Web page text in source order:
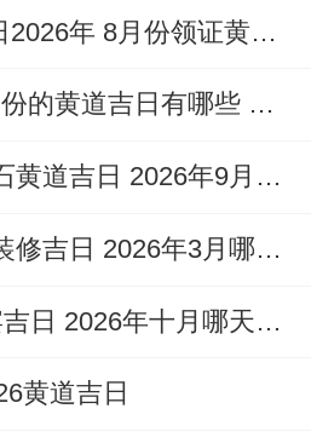
祈求安宁与福祉而进行
;星期五；农历五月十
，祭祀、祈福，求嗣、
拆卸、修造，进人口、
8月份领证黄道吉日2026年 8月份领证黄道吉日查询
2026年农历十一月份的黄道吉日有哪些 2026年农历11月16日黄历黄道吉日查询
2026年9月安门槛石黄道吉日 2026年9月适合安门的黄道吉日
2026年3月份开工装修吉日 2026年3月哪天装修开工吉日
2026年10月回门宴吉日 2026年十月哪天回门日子好
黄道吉日